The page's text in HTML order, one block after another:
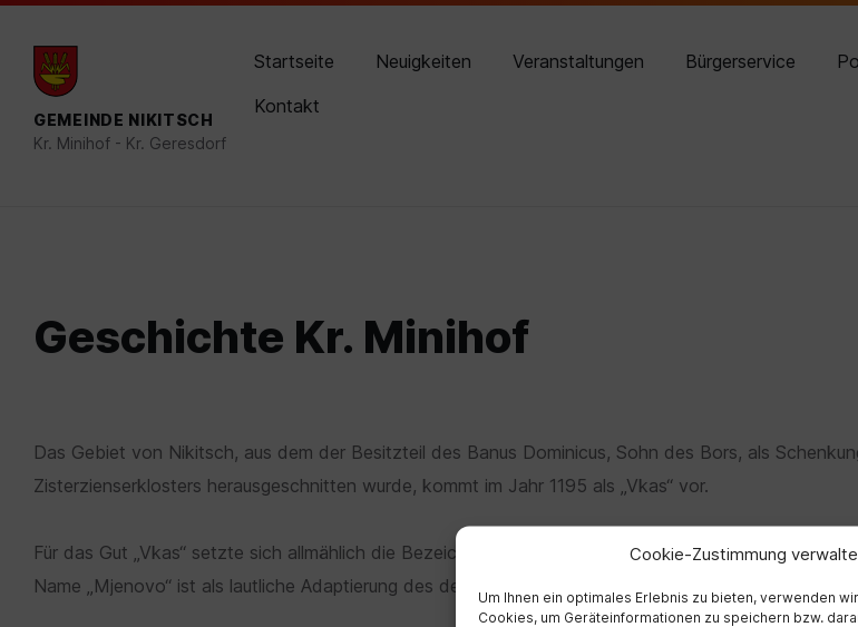
Cookie-Zustimmung
Um Ihnen ein optimales Erlebnis zu bieten, verwenden
Cookies, um Geräteinformationen zu speichern bzw.
Skip
content
Skip
main
navigation
Skip
footer
GEMEINDE NIKITSCH
Kr. Minihof - Kr. Geresdorf
Startseite Neuigkeiten Veranstaltungen Bürgerservice
Kontakt
Geschichte Kr. Minihof
Das Gebiet von Nikitsch, aus dem der Besitzteil des Banus Dominicus, Sohn des Bors, als
Zisterzienserklosters herausgeschnitten wurde, kommt im Jahr 1195 als „Vkas“ vor.
Für das Gut „Vkas“ setzte sich allmählich die Bezeichnung Minihof (Hof der Mönche) durch,
Name „Mjenovo“ ist als lautliche Adaptierung des deutschen Minihof zu verstehen.